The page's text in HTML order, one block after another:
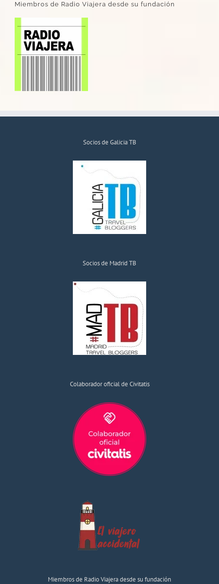
Miembros de Radio Viajera desde su fundación
Socios de Galicia TB
Socios de Madrid TB
Colaborador oficial de Civitatis
Miembros de Radio Viajera desde su fundación